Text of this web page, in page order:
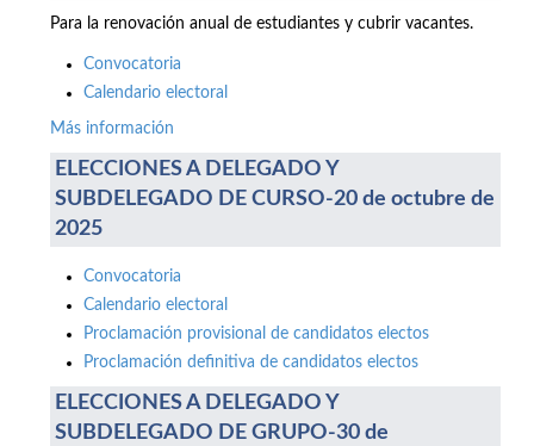
Para la renovación anual de estudiantes y cubrir vacantes.
Convocatoria
Calendario electoral
Más información
ELECCIONES A DELEGADO Y
SUBDELEGADO DE CURSO-20 de octubre de
2025
Convocatoria
Calendario electoral
Proclamación provisional de candidatos electos
Proclamación definitiva de candidatos electos
ELECCIONES A DELEGADO Y
SUBDELEGADO DE GRUPO-30 de